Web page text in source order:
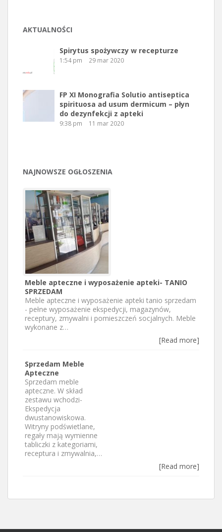
AKTUALNOŚCI
Spirytus spożywczy w recepturze
1:54 pm 29 mar 2020
FP XI Monografia Solutio antiseptica
spirituosa ad usum dermicum – płyn
do dezynfekcji z apteki
9:38 pm 11 mar 2020
NAJNOWSZE OGŁOSZENIA
Meble apteczne i wyposażenie apteki- TANIO
SPRZEDAM
Meble apteczne i wyposażenie apteki tanio sprzedam
- pełne wyposażenie ekspedycji, magazynów,
receptury, zmywalni i pomieszczeń socjalnych. Meble
wykonane z…
[Read more]
Sprzedam Meble
Apteczne
Sprzedam meble
apteczne. W skład
zestawu wchodzi-
Ekspedycja
dwustanowiskowa.
Witryny podświetlane,
regały mają wymienne
tabliczki z kategoriami,
receptura i zmywalnia,…
[Read more]